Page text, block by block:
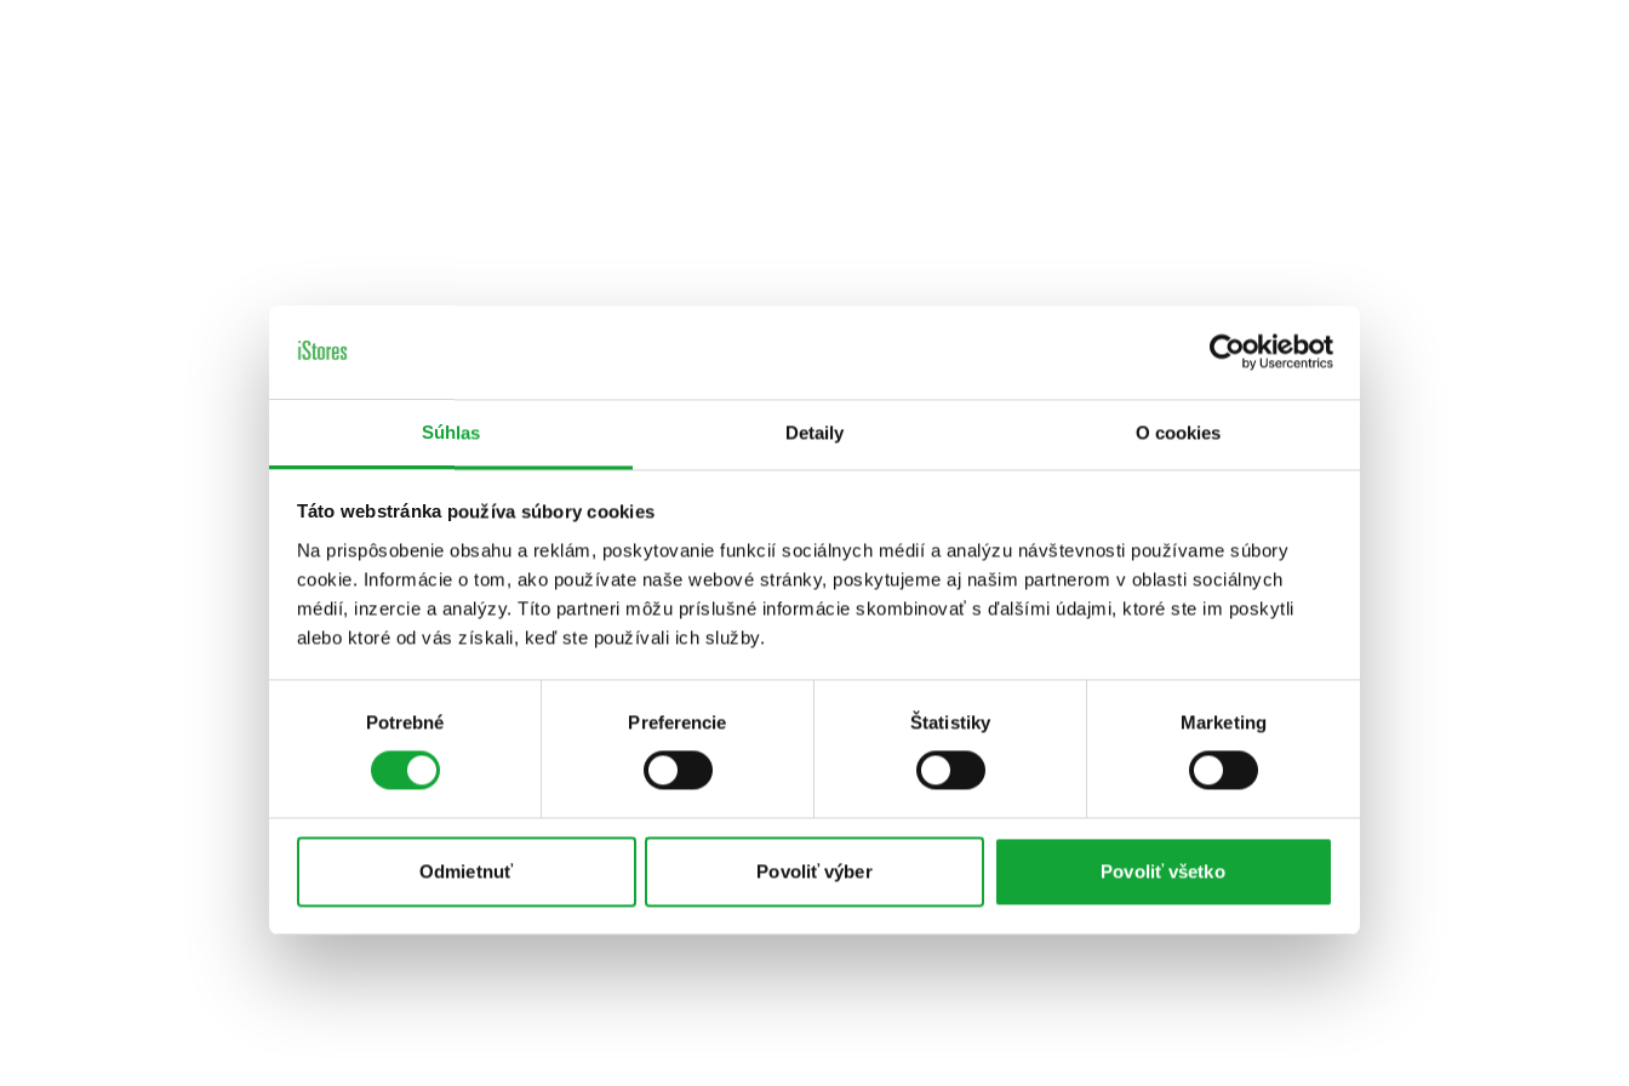
Súhlas Detaily O cookies
Táto webstránka používa súbory cookies
Na prispôsobenie obsahu a reklám, poskytovanie funkcií sociálnych médií a analýzu návštevnosti používame súbory
cookie. Informácie o tom, ako používate naše webové stránky, poskytujeme aj našim partnerom v oblasti sociálnych
médií, inzercie a analýzy. Títo partneri môžu príslušné informácie skombinovať s ďalšími údajmi, ktoré ste im poskytli
alebo ktoré od vás získali, keď ste používali ich služby.
Potrebné Preferencie Štatistiky Marketing
Odmietnuť Povoliť výber Povoliť všetko